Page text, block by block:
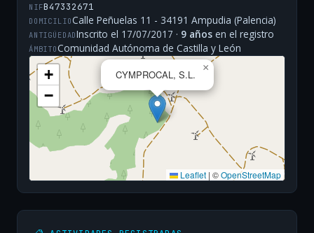
NIFB47332671
DOMICILIOCalle Peñuelas 11 - 34191 Ampudia (Palencia)
ANTIGÜEDADInscrito el 17/07/2017 · 9 años en el registro
ÁMBITOComunidad Autónoma de Castilla y León
CYMPROCAL, S.L.
×
+
−
Leaflet | ©OpenStreetMap